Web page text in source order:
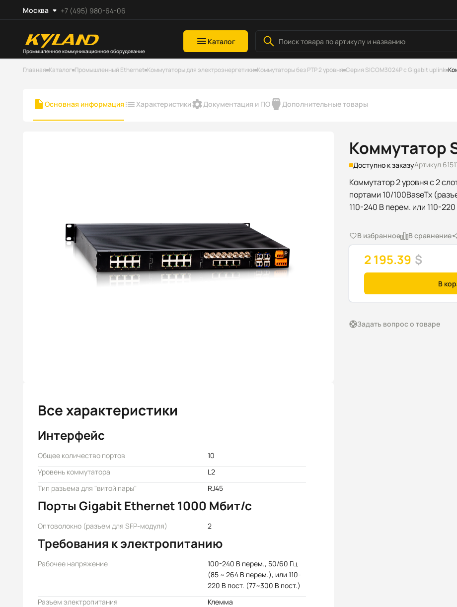
Москва +7 (495) 980-64-06
Промышленное коммуникационное оборудование
Каталог
Главная Каталог Промышленный Ethernet Коммутаторы для электроэнергетики Коммутаторы без РТР 2 уровня Серия SICOM3024P с Gigabit uplink
Основная информация Характеристики Документация и ПО Дополнительные товары
Коммутатор
Доступно к заказуАртикул
Коммутатор 2 уровня с 2
портами 10/100BaseTx
110-240 В перем. или 110-220
В избранное В сравнение
2 195.39 $
В
Задать вопрос о товаре
Все характеристики
Интерфейс
Общее количество портов
10
Уровень коммутатора
L2
Тип разъема для "витой пары"
RJ45
Порты Gigabit Ethernet 1000 Мбит/с
Оптоволокно (разъем для SFP-модуля) 2
Требования к электропитанию
Рабочее напряжение
100-240 В перем., 50/60 Гц
(85 ~ 264 В перем.), или 110-
220 В пост. (77~300 В пост.)
Разъем электропитания
Клемма